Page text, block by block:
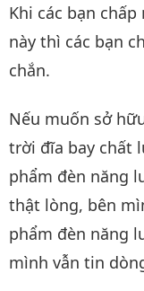
Khi các bạn
này thì các bạn
chắn.
Nếu muốn sở
trời đĩa bay chất
phẩm đèn năng
thật lòng, bên
phẩm đèn năng
mình vẫn tin